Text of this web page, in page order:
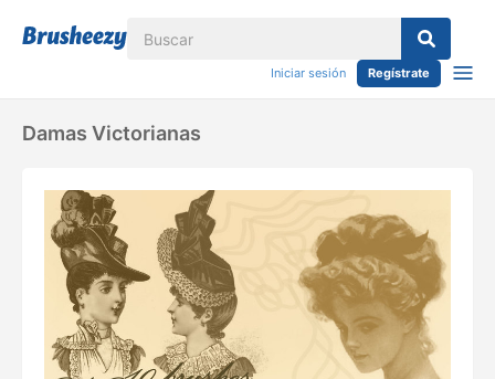
Iniciar sesión Regístrate
Damas Victorianas